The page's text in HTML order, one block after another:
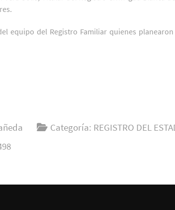
equipo del Registro Familiar quienes
Categoría: REGISTRO DEL